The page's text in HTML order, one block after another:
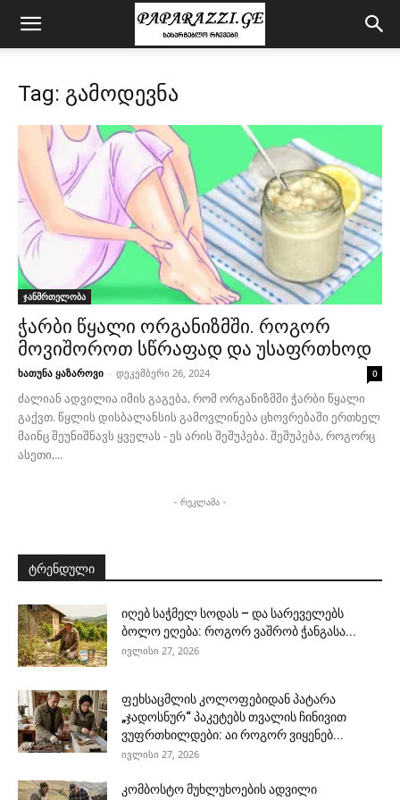
Tag: გამოდევნა
ჯანმრთელობა
ჭარბი წყალი ორგანიზმში. როგორ
მოვიშოროთ სწრაფად და უსაფრთხოდ
ხათუნა ყაზაროვი - დეკემბერი 26, 2024 0
ძალიან ადვილია იმის გაგება, რომ ორგანიზმში ჭარბი წყალი
გაქვთ. წყლის დისბალანსის გამოვლინება ცხოვრებაში ერთხელ
მაინც შეუნიშნავს ყველას - ეს არის შეშუპება. შეშუპება, როგორც
ასეთი,...
- რეკლამა -
ტრენდული
იღებ საჭმელ სოდას – და სარეველებს
ბოლო ეღება: როგორ ვაშრობ ჭანგასა...
ივლისი 27, 2026
ფეხსაცმლის კოლოფებიდან პატარა
„ჯადოსნურ“ პაკეტებს თვალის ჩინივით
ვუფრთხილდები: აი როგორ ვიყენებ...
ივლისი 27, 2026
კომბოსტო მუხლუხოების ადვილი